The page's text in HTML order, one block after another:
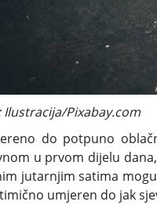
Ilustracija/Pixabay.com
do potpuno
u prvom dijelu
jutarnjim satima
umjeren do jak